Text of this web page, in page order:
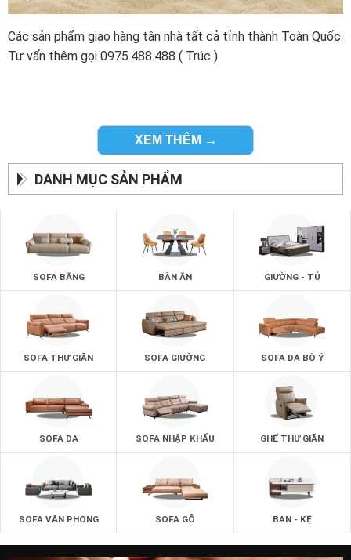
Các sản phẩm giao hàng tận nhà tất cả tỉnh thành Toàn Quốc.
Tư vấn thêm gọi 0975.488.488 ( Trúc )
XEM THÊM →
DANH MỤC SẢN PHẨM
SOFA BĂNG BÀN ĂN GIƯỜNG - TỦ
SOFA THƯ GIÃN SOFA GIƯỜNG SOFA DA BÒ Ý
SOFA DA SOFA NHẬP KHẨU GHẾ THƯ GIÃN
SOFA VĂN PHÒNG SOFA GỖ BÀN - KỆ